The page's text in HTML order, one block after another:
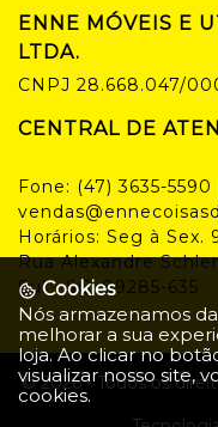
ENNE MÓVEIS E
LTDA.
CNPJ 28.668.047/
CENTRAL DE
Fone: (47) 3635-5590
Horários: Seg à Sex.
Rua Alexandre
Sul - SC, 89285-635
©2026- Todos os
Cookies
Nós armazenamos
melhorar a sua
loja. Ao clicar no
visualizar nosso site,
cookies.